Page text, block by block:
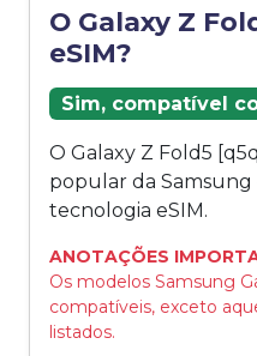
O Galaxy Z
eSIM?
Sim, compatível
O Galaxy Z Fold5
popular da
tecnologia eSIM.
ANOTAÇÕES
Os modelos Samsung
compatíveis, exceto
listados.